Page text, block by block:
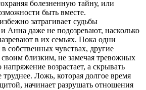
болезненную тайну, или
быть вместе.
затрагивает судьбы
Анна даже не подозревают, насколько
в их семьях. Пока одни
собственных чувствах, другие
близким, не замечая тревожных
возрастает, а скрывать
труднее. Ложь, которая долгое время
начинает разрушать отношения